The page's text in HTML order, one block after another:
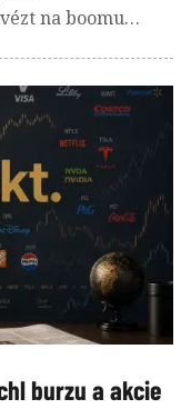
na boomu
investování
vydělat!
burzu a akcie